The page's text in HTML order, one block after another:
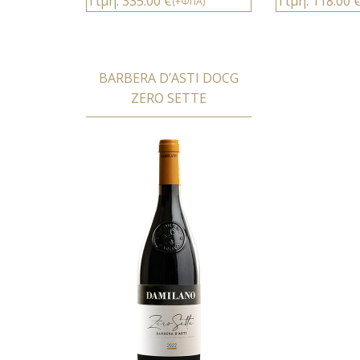
BARBERA D’ASTI DOCG
ZERO SETTE